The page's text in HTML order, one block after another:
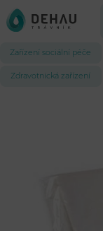
Zařízení sociální péče
Zdravotnická zařízení